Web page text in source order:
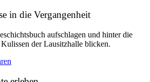
in die Vergangenheit
aufschlagen und hinter die
Kulissen der Lausitzhalle blicken.